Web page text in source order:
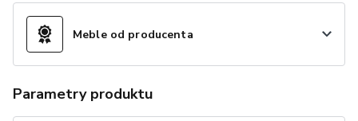
Meble od producenta
Parametry produktu